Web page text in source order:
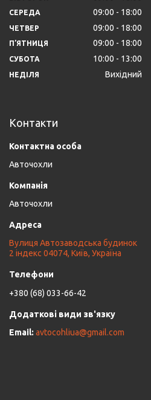
СЕРЕДА 09:00 18:00
ЧЕТВЕР 09:00 18:00
ПʼЯТНИЦЯ 09:00 18:00
СУБОТА 10:00 13:00
НЕДІЛЯ Вихідний
Контакти
Авточохли
Авточохли
Вулиця Автозаводська будинок
2 індекс 04074, Київ, Україна
+380 (68) 033-66-42
avtocohliua@gmail.com